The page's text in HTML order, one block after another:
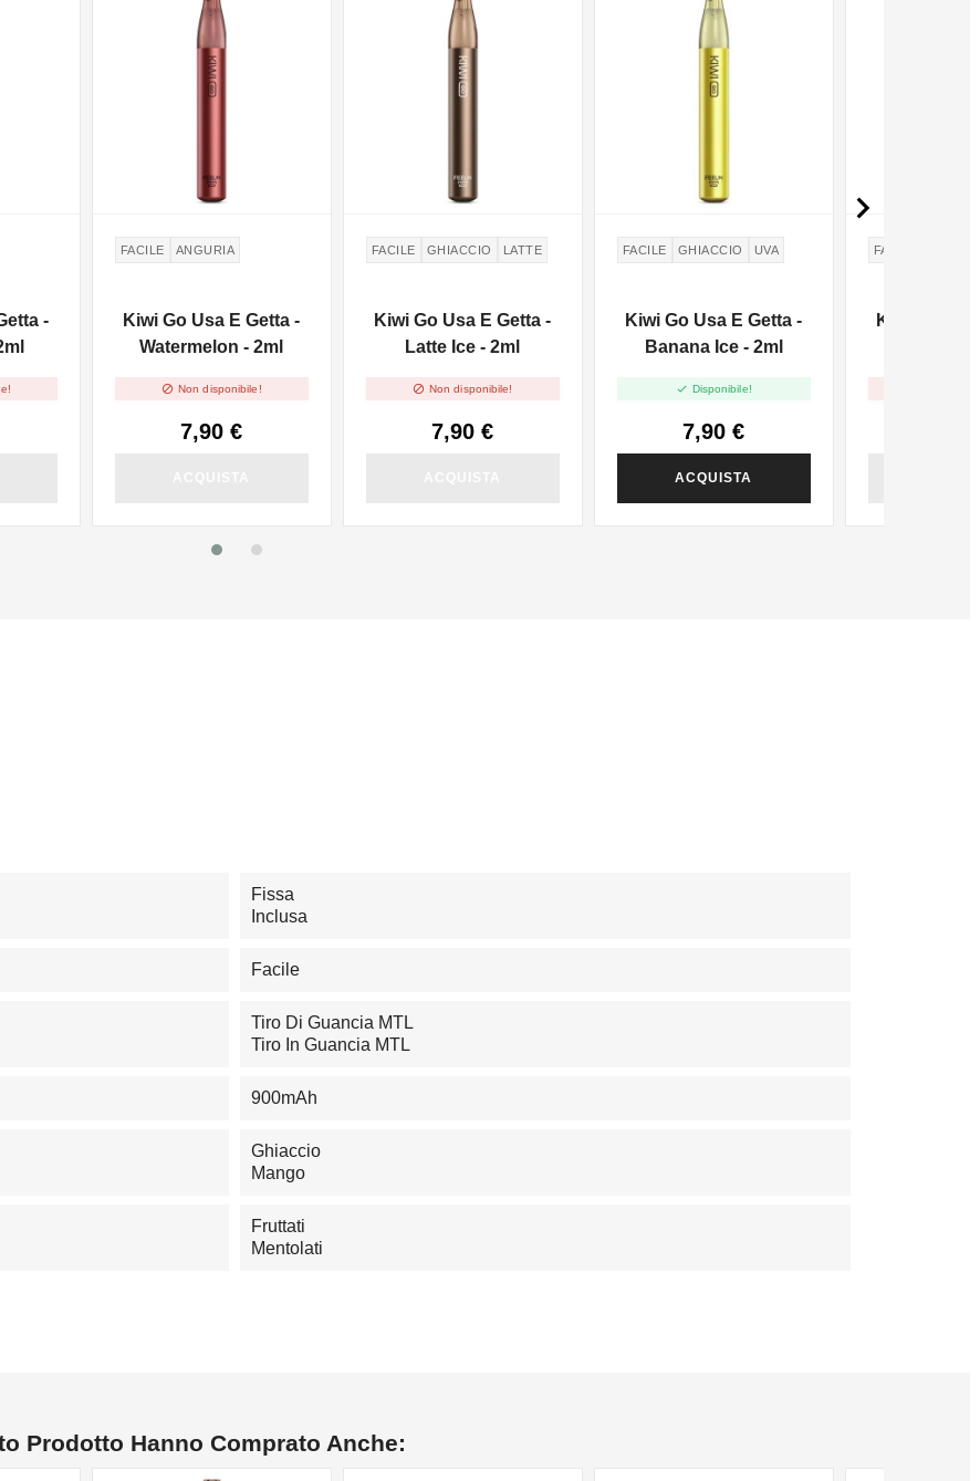
-
FACILE ANGURIA
Kiwi Go Usa E Getta -
Watermelon - 2ml
 Non disponibile!
7,90 €
FACILE GHIACCIO LATTE
Kiwi Go Usa E Getta -
Latte Ice - 2ml
 Non disponibile!
7,90 €
FACILE GHIACCIO UVA
Kiwi Go Usa E Getta -
Banana Ice - 2ml
 Disponibile!
7,90 €
ACQUISTA
FACILE
Kiwi Go

Fissa
Inclusa
Facile
Tiro Di Guancia MTL
Tiro In Guancia MTL
900mAh
Ghiaccio
Mango
Fruttati
Mentolati
Prodotto Hanno Comprato Anche: